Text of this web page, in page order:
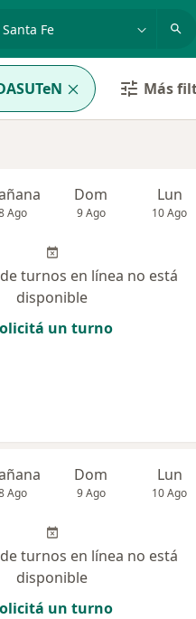
Más
Ago
Dom
9 Ago
Lun
10 Ago
turnos en línea no está
disponible
un turno
Ago
Dom
9 Ago
Lun
10 Ago
turnos en línea no está
disponible
un turno